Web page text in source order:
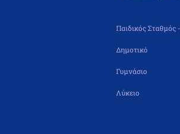
Παιδικός Σταθμός
Δημοτικό
Γυμνάσιο
Λύκειο